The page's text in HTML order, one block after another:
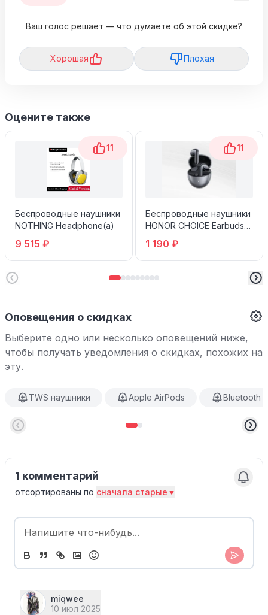
Ваш голос решает — что думаете об этой скидке?
Хорошая Плохая
Оцените также
11
Беспроводные наушники
NOTHING Headphone(a)
9 515 ₽
11
Беспроводные наушники
HONOR CHOICE Earbuds
1 190 ₽
Оповещения о скидках
Выберите одно или несколько оповещений ниже,
чтобы получать уведомления о скидках, похожих на
эту.
TWS наушники Apple AirPods Bluetooth
1 комментарий
отсортированы по сначала старые
miqwee
10 июл 2025